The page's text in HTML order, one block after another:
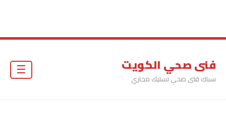
فنى صحي الكويت
سباك فنى صحي تسليك مجاري